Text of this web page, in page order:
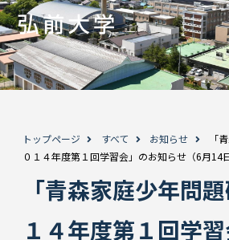
トップページ すべて お知らせ
「
０１４年度第１回学習会」のお知らせ（6月14
「青森家庭少年問
１４年度第１回学